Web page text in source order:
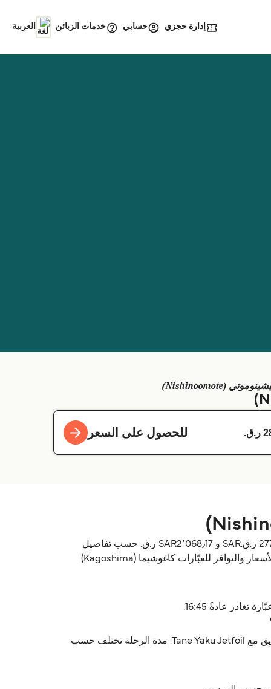
إدارة حجزي حسابي خدمات الزبائن العربية
للحصول على السعر
Tane Yaku Jetfoil يشغّل العبّارة من كاغوشيما (Kagoshima) إلى نيشينوموتي (Nishinoomote). أسعار العبّارة تتراوح بين 277٫54 ر.ق.‏SAR و SAR2٬068٫17 ر.ق.‏ حسب تفاصيل
التذكرة. الأسعار ما تشمل رسوم الخدمة. الجداول تختلف حسب الموسم، استخدم Direct Ferries Deal Finder للحصول على الأسعار والتوافر للعبّارات كاغوشيما (Kagoshima)
رحلة كاغوشيما (Kagoshima) نيشينوموتي (Nishinoomote) تستغرق تقريباً 1 ساعة 35 دقايق. أسرع رحلة تقريباً 1 ساعة 35 دقايق مع Tane Yaku Jetfoil. مدة الرحلة تختلف حسب